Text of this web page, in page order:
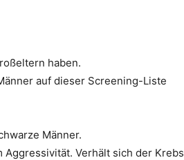
haben.
auf dieser Screening-Liste
Männer.
Aggressivität. Verhält sich der Krebs